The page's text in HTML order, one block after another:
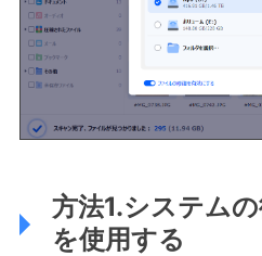
方法1.システム
を使用する